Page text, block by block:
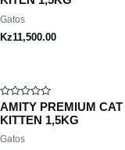
de
Gatos
Kz11,500.00
Avaliação
0
de
5
AMITY PREMIUM CAT
KITTEN 1,5KG
Gatos